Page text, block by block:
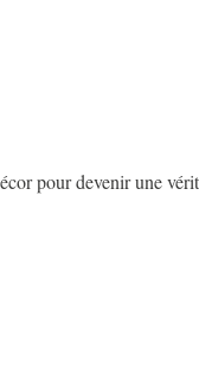
pour devenir une